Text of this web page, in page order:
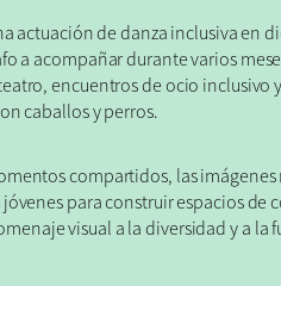
actuación de danza inclusiva en
a acompañar durante varios
encuentros de ocio inclusivo
caballos y perros.
compartidos, las
para construir espacios de
visual a la diversidad y a la